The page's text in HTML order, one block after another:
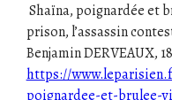
Shaïna, poignardée et
prison, l’assassin
Benjamin DERVEAUX,
https://
poignardee-et-brulee-